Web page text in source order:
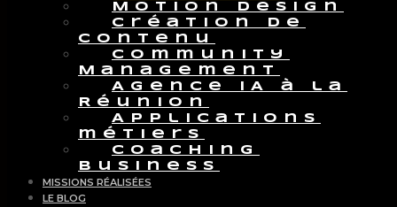
Motion Design
Création de
contenu
Community
Management
Agence IA à la
Réunion
Applications
métiers
Coaching
Business
MISSIONS RÉALISÉES
LE BLOG